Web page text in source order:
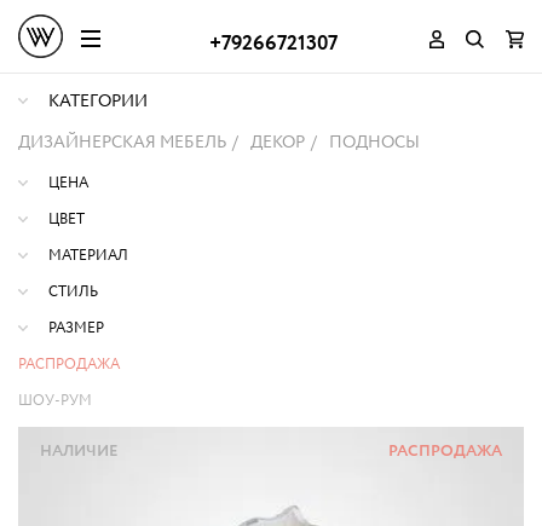
+79266721307
КАТЕГОРИИ
ДИЗАЙНЕРСКАЯ МЕБЕЛЬ
ДЕКОР ПОДНОСЫ
ЦЕНА
ЦВЕТ
МАТЕРИАЛ
СТИЛЬ
РАЗМЕР
РАСПРОДАЖА
ШОУ-РУМ
РАСПРОДАЖА
НАЛИЧИЕ